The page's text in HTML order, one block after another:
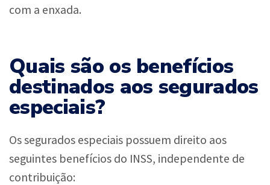
com a enxada.
Quais são os benefícios
destinados aos segurados
especiais?
Os segurados especiais possuem direito aos
seguintes benefícios do INSS, independente de
contribuição: